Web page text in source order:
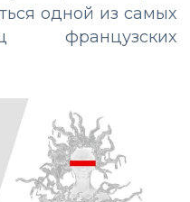
одной из самых
французских